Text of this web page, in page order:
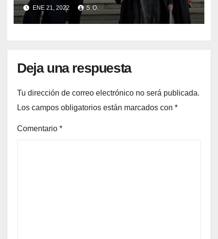
parlamentaria de la CUP Eulàlia
Reguant y Antonio Baños
ENE 21, 2022 S.O.
Deja una respuesta
Tu dirección de correo electrónico no será publicada.
Los campos obligatorios están marcados con *
Comentario *